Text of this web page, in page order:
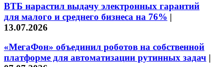
ВТБ нарастил выдачу электронных гарантий
для малого и среднего бизнеса на 76% |
13.07.2026
«МегаФон» объединил роботов на собственной
платформе для автоматизации рутинных задач |